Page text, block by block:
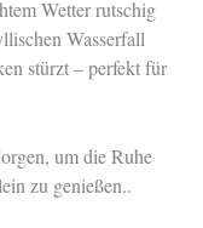
Wetter rutschig
Wasserfall
stürzt – perfekt für
um die Ruhe
zu genießen..